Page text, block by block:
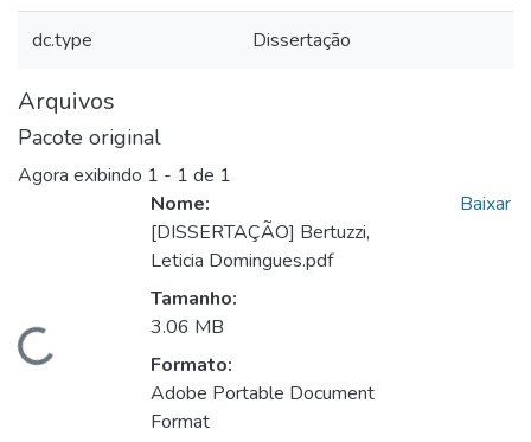
dc.type Dissertação
Arquivos
Pacote original
Agora exibindo 1 - 1 de 1
Nome:
[DISSERTAÇÃO] Bertuzzi,
Leticia Domingues.pdf
Tamanho:
3.06 MB
Formato:
Adobe Portable Document
Format
Baixar